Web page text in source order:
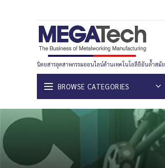
นิตยสารอุตสาหกรรมออนไลน์ด้านเทคโนโยลียีอันล้ำสมัย
BROWSE CATEGORIES